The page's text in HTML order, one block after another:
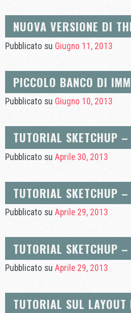
Pubblicato su Giugno 11, 2013
Pubblicato su Giugno 10, 2013
Pubblicato su Aprile 30, 2013
Pubblicato su Aprile 29, 2013
Pubblicato su Aprile 29, 2013